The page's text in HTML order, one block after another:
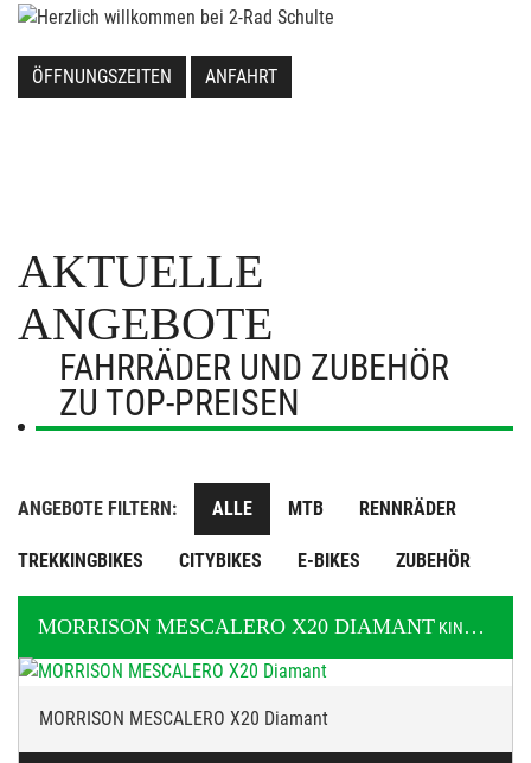
ÖFFNUNGSZEITEN ANFAHRT
AKTUELLE
ANGEBOTE
FAHRRÄDER UND ZUBEHÖR
ZU TOP-PREISEN
ANGEBOTE FILTERN: ALLE MTB RENNRÄDER
TREKKINGBIKES CITYBIKES E-BIKES ZUBEHÖR
MORRISON MESCALERO X20 DIAMANT KINDER / JUGEND
MORRISON MESCALERO X20 Diamant